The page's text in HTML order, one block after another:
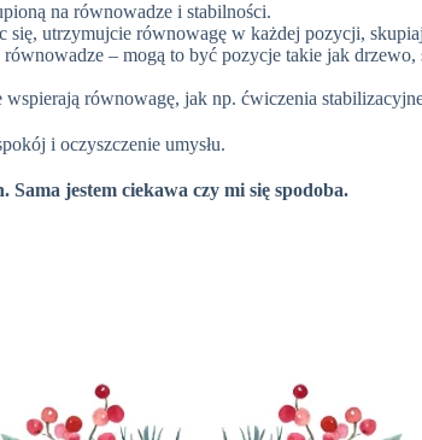
na równowadze i stabilności.
się, utrzymujcie równowagę w każdej pozycji,
– mogą to być pozycje takie jak
równowagę, jak np. ćwiczenia
i oczyszczenie umysłu.
jestem ciekawa czy mi się spodoba.